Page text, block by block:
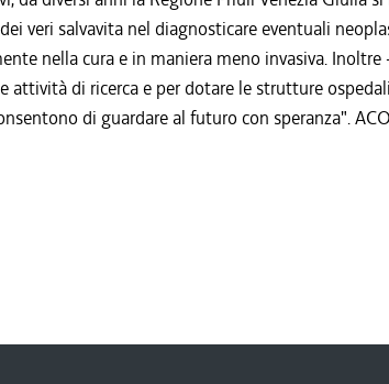
veri salvavita nel diagnosticare eventuali
nella cura e in maniera meno invasiva.
attività di ricerca e per dotare le strutture
di guardare al futuro con speranza".